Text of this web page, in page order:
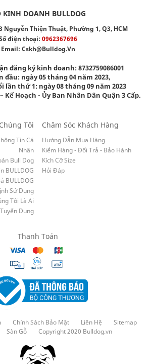
KINH DOANH BULLDOG
Nguyễn Thiện Thuật, Phường 1, Q3, HCM
điện thoại: 0962367696
Email: Cskh@bulldog.vn
đăng ký kinh doanh: 8732759086001
đầu: ngày 05 tháng 04 năm 2023,
lần thứ 1: ngày 08 tháng 09 năm 2023
Kế Hoạch - Ủy Ban Nhân Dân Quận 3 Cấp.
Tôi
Tin Cá
Nhân
Bull Dog
BULLDOG
BULLDOG
Sử Dụng
Tôi Là Ai
Tuyển Dụng
Chăm Sóc Khách Hàng
Hướng Dẫn Mua Hàng
Kiểm Hàng - Đổi Trả - Bảo Hành
Kích Cỡ Size
Hỏi Đáp
Thanh Toán
Chính Sách Bảo Mật Liên Hệ
Sitemap
Sàn Gỗ Copyright 2020 Bulldog.vn